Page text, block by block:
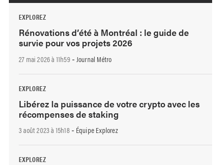
EXPLOREZ
Rénovations d’été à Montréal : le guide de
survie pour vos projets 2026
27 mai 2026 à 11h59- Journal Métro
EXPLOREZ
Libérez la puissance de votre crypto avec les
récompenses de staking
3 août 2023 à 15h18- Équipe Explorez
EXPLOREZ